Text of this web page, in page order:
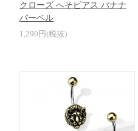
クローズ へそピアス バナナ
バーベル
1,290円(税抜)